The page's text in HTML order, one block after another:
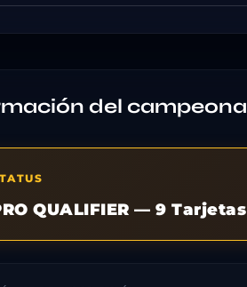
del
QUALIFIER — 9